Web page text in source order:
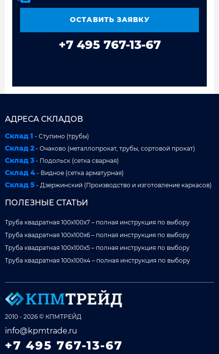
ОСТАВИТЬ ЗАЯВКУ
+7 495 767-13-67
АДРЕСА СКЛАДОВ
Склад 1 - Ступино (трубы)
Склад 2 - Очаково (металлопрокат, трубы, сортовой прокат)
Склад 3 - Подольск (сетка сварная)
Склад 4 - Видное (сетка арматурная)
Склад 5 - Дзержинский (Производство и изготовление каркасов)
ПОЛЕЗНЫЕ СТАТЬИ
Труба квадратная 100x100x7 – полная инструкция по выбору
Труба квадратная 100x100x6 – полная инструкция по выбору
Труба квадратная 100x100x5 – полная инструкция по выбору
Труба квадратная 100x100x4 – полная инструкция по выбору
2010 - 2026 © КПМТРЕЙД
info@kpmtrade.ru
+7 495 767-13-67